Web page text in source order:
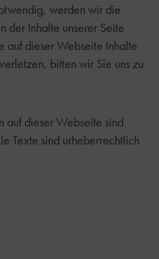
werden wir die
der Inhalte unserer Seite
auf dieser Webseite Inhalte
bitten wir Sie uns zu
auf dieser Webseite sind
Texte sind urheberrechtlich